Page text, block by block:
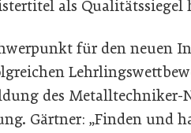
als Qualitätssiegel
für den neuen
des Metalltechniker-
Gärtner: „Finden und